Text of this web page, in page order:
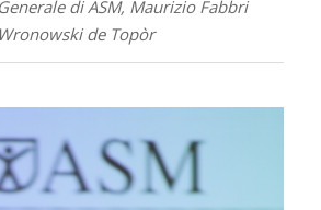
di ASM, Maurizio Fabbri
Wronowski de Topòr